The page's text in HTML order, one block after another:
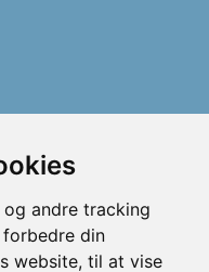
andre tracking
din
website, til at vise